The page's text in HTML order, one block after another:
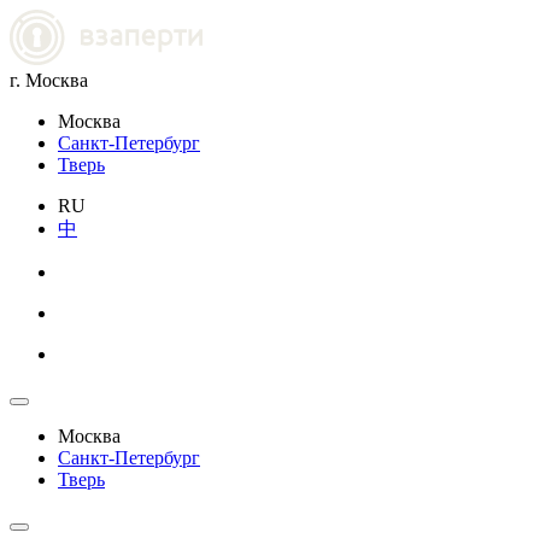
г. Москва
Москва
Санкт-Петербург
Тверь
RU
中
Москва
Санкт-Петербург
Тверь